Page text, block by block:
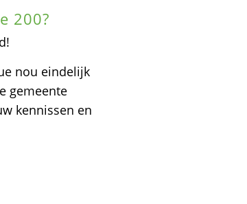
200?
nou eindelijk
gemeente
kennissen en